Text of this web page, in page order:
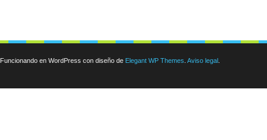
Funcionando en WordPress con diseño de Elegant WP Themes Aviso legal